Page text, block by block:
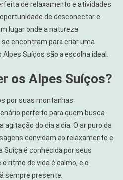
de relaxamento e atividades
de desconectar e
lugar onde a natureza
encontram para criar uma
Suíços são a escolha ideal.
os Alpes Suíços?
por suas montanhas
perfeito para quem busca
agitação do dia a dia. O ar puro da
convidam ao relaxamento e
Suíça é conhecida por seus
ritmo de vida é calmo, e o
sempre presente.